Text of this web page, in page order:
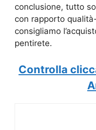
conclusione, tutto
con rapporto
consigliamo
pentirete.
Controlla